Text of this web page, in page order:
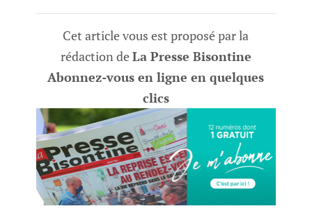
Cet article vous est proposé par la
rédaction deLa Presse Bisontine
Abonnez-vous en ligne en quelques
clics